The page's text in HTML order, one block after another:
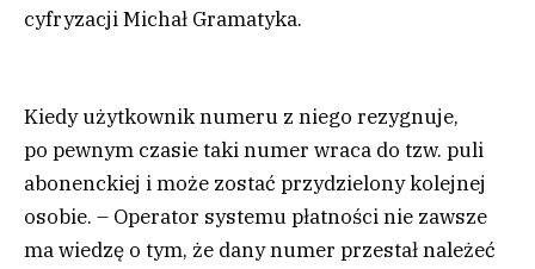
cyfryzacji Michał Gramatyka.
Kiedy użytkownik numeru z niego rezygnuje,
po pewnym czasie taki numer wraca do tzw. puli
abonenckiej i może zostać przydzielony kolejnej
osobie. – Operator systemu płatności nie zawsze
ma wiedzę o tym, że dany numer przestał należeć